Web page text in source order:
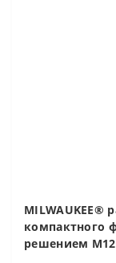
MILWAUKEE®
компактного
решением